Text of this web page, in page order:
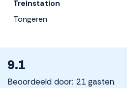
Treinstation
Tongeren
9.1
Beoordeeld door: 21 gasten.